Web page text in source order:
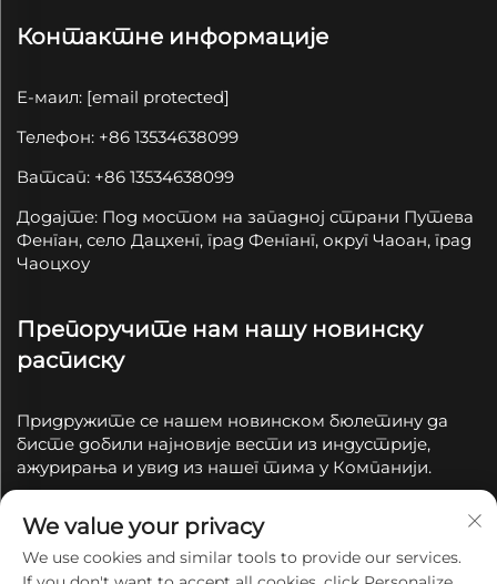
Контактне информације
Е-маил: [email protected]
Телефон: +86 13534638099
Ватсап: +86 13534638099
Додајте: Под мостом на западној страни Путева
Фенган, село Дацхенг, град Фенганг, округ Чаоан, град
Чаоцхоу
Препоручите нам нашу новинску
расписку
Придружите се нашем новинском бюлетину да
бисте добили најновије вести из индустрије,
ажурирања и увид из нашег тима у Компанији.
Подпишите се
We value your privacy
We use cookies and similar tools to provide our services.